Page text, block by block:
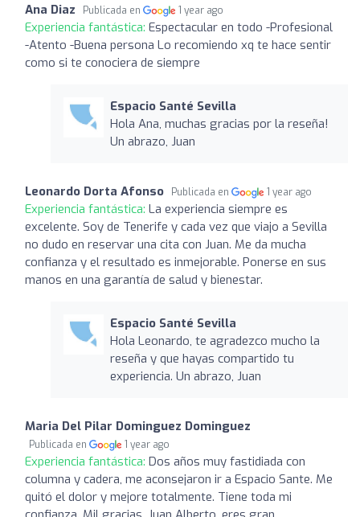
Ana Diaz Publicada en 1 year ago
Experiencia fantástica: Espectacular en todo -Profesional
-Atento -Buena persona Lo recomiendo xq te hace sentir
como si te conociera de siempre
Espacio Santé Sevilla
Hola Ana, muchas gracias por la reseña!
Un abrazo, Juan
Leonardo Dorta Afonso Publicada en 1 year ago
Experiencia fantástica: La experiencia siempre es
excelente. Soy de Tenerife y cada vez que viajo a Sevilla
no dudo en reservar una cita con Juan. Me da mucha
confianza y el resultado es inmejorable. Ponerse en sus
manos en una garantía de salud y bienestar.
Espacio Santé Sevilla
Hola Leonardo, te agradezco mucho la
reseña y que hayas compartido tu
experiencia. Un abrazo, Juan
Maria Del Pilar Dominguez Dominguez
Publicada en 1 year ago
Experiencia fantástica: Dos años muy fastidiada con
columna y cadera, me aconsejaron ir a Espacio Sante. Me
quitó el dolor y mejore totalmente. Tiene toda mi